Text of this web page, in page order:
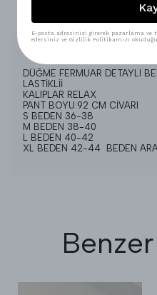
%100
Ürün Açıklaması
DÜĞME FERMUAR DETAYLI
LASTİKLİİ
KALIPLAR RELAX
PANT BOYU:92 CM CİVARI
S BEDEN 36-38
M BEDEN 38-40
L BEDEN 40-42
XL BEDEN 42-44 BEDEN
E-posta adresinizi girerek pazarlama
edersiniz ve Gizlilik Politikamızı